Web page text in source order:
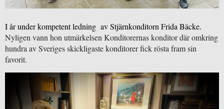
Nyligen vann hon utmärkelsen Konditorernas konditor där omkring
hundra av Sveriges skickligaste konditorer fick rösta fram sin
favorit.